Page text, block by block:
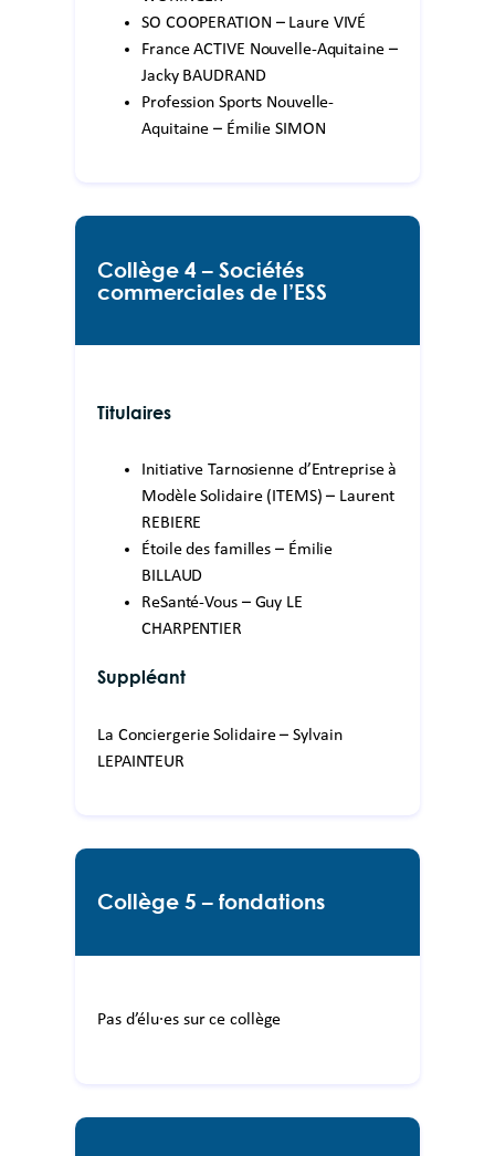
SO COOPERATION – Laure VIVÉ
France ACTIVE Nouvelle-Aquitaine –
Jacky BAUDRAND
Profession Sports Nouvelle-
Aquitaine – Émilie SIMON
Collège 4 – Sociétés
commerciales de l’ESS
Titulaires
Initiative Tarnosienne d’Entreprise à
Modèle Solidaire (ITEMS) – Laurent
REBIERE
Étoile des familles – Émilie
BILLAUD
ReSanté-Vous – Guy LE
CHARPENTIER
Suppléant
La Conciergerie Solidaire – Sylvain
LEPAINTEUR
Collège 5 – fondations
Pas d’élu·es sur ce collège